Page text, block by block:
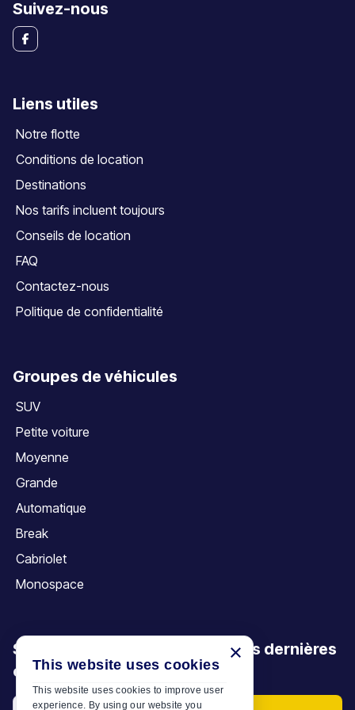
Suivez-nous
Liens utiles
Notre flotte
Conditions de location
Destinations
Nos tarifs incluent toujours
Conseils de location
FAQ
Contactez-nous
Politique de confidentialité
Groupes de véhicules
SUV
Petite voiture
Moyenne
Grande
Automatique
Break
Cabriolet
Monospace
Soyez le premier à découvrir nos dernières
offres, promotions et articles
×
This website uses cookies
This website uses cookies to improve user
experience. By using our website you